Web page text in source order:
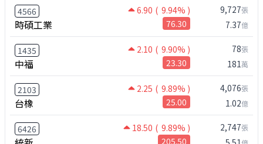
4566 6.90 ( 9.94% )
時碩工業 76.30
9,727張
7.37億
1435 2.10 ( 9.90% )
中福 23.30
78張
181萬
2103 2.25 ( 9.89% )
台橡 25.00
4,076張
1.02億
6426 18.50 ( 9.89% )
205.50
2,747張